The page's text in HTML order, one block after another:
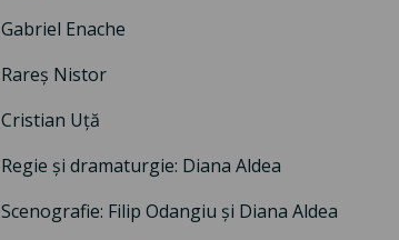
Gabriel Enache
Rareș Nistor
Cristian Uță
Regie și dramaturgie: Diana Aldea
Scenografie: Filip Odangiu și Diana Aldea